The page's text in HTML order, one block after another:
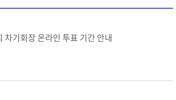
기회장 온라인 투표 기간 안내